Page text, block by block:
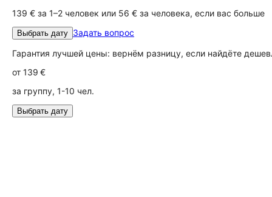
139 € за 1–2 человек или 56 € за человека, если вас больше
Выбрать дату Задать вопрос
Гарантия лучшей цены: вернём разницу, если найдёте
от 139 €
за группу, 1-10 чел.
Выбрать дату